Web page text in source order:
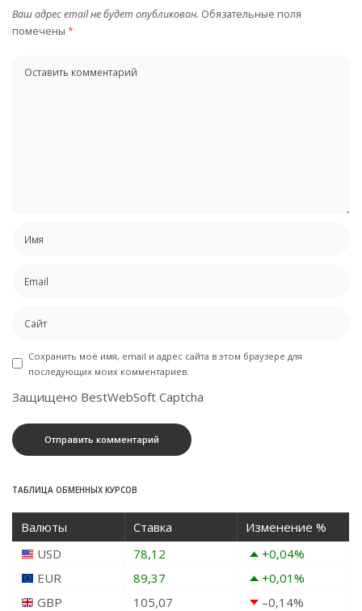
Ваш адрес email не будет опубликован. Обязательные поля
помечены *
Сохранить моё имя, email и адрес сайта в этом браузере для
последующих моих комментариев.
Защищено BestWebSoft Captcha
ТАБЛИЦА ОБМЕННЫХ КУРСОВ
Валюты Ставка
Изменение %
USD
78,12 +0,04%
EUR
89,37 +0,01%
GBP
105,07 –0,14%